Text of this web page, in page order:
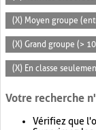
(X) Moyen groupe
(X) Grand groupe (>
(X) En classe
Votre recherche
Vérifiez que